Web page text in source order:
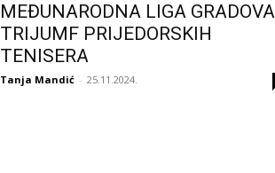
MEĐUNARODNA LIGA
TRIJUMF PRIJEDORSKIH
TENISERA
Tanja Mandić - 25.11.2024.